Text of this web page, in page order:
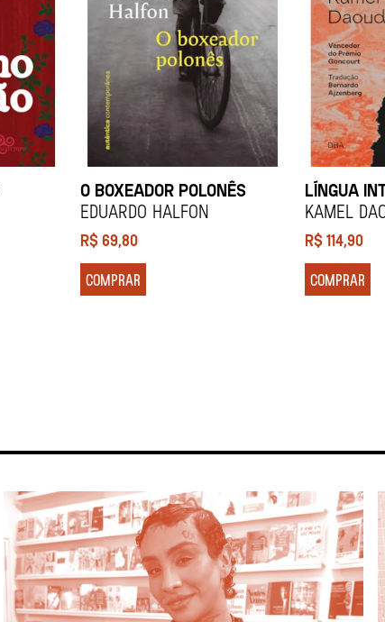
O BOXEADOR POLONÊS
EDUARDO HALFON
R$69,80
COMPRAR
LÍNGUA
KAMEL
R$114,90
COMPRAR